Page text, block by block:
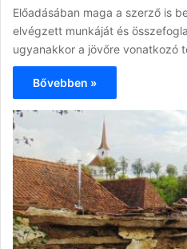
Előadásában maga a szerző is
elvégzett munkáját és
ugyanakkor a jövőre vonatkozó
Bővebben »